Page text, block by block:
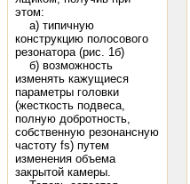
этом:
а) типичную
конструкцию полосового
резонатора (рис. 1б)
б) возможность
изменять кажущиеся
параметры головки
(жесткость подвеса,
полную добротность,
собственную резонансную
частоту fs) путем
изменения объема
закрытой камеры.